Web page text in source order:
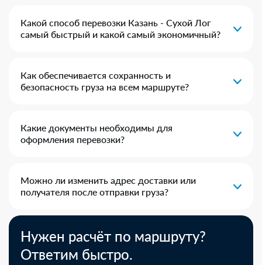
Какой способ перевозки Казань - Сухой Лог
самый быстрый и какой самый экономичный?
Как обеспечивается сохранность и
безопасность груза на всем маршруте?
Какие документы необходимы для
оформления перевозки?
Можно ли изменить адрес доставки или
получателя после отправки груза?
Нужен расчёт по маршруту?
Ответим быстро.